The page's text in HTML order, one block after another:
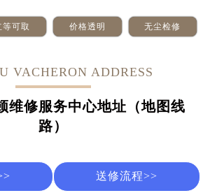
等可取 价格透明 无尘检修
VACHERON ADDRESS
维修服务中心地址（地图线
路）
送修流程>>